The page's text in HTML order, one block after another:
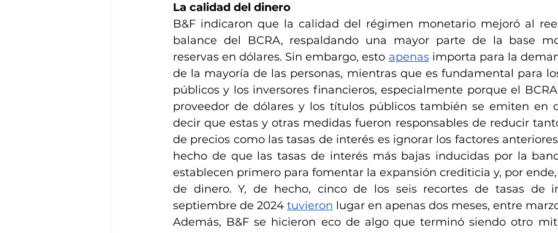
La calidad del dinero
B&F indicaron que la calidad del régimen monetario mejoró al
balance del BCRA, respaldando una mayor parte de la base
reservas en dólares. Sin embargo, esto apenas importa para la
de la mayoría de las personas, mientras que es fundamental para
públicos y los inversores financieros, especialmente porque el
proveedor de dólares y los títulos públicos también se emiten en
decir que estas y otras medidas fueron responsables de reducir
de precios como las tasas de interés es ignorar los factores
hecho de que las tasas de interés más bajas inducidas por la
establecen primero para fomentar la expansión crediticia y, por
de dinero. Y, de hecho, cinco de los seis recortes de tasas de
septiembre de 2024 tuvieron lugar en apenas dos meses, entre
Además, B&F se hicieron eco de algo que terminó siendo otro